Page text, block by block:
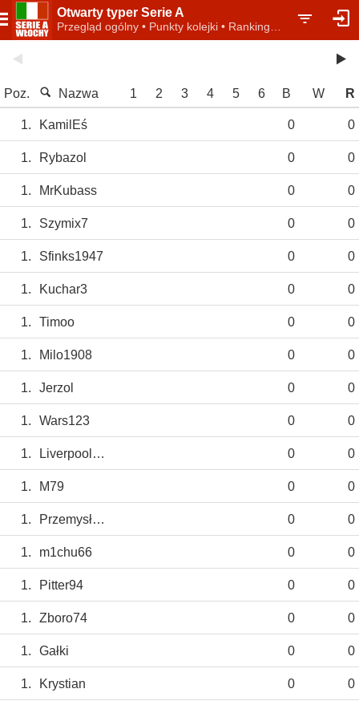
Otwarty typer Serie A
Poz. Nazwa 1 2 3 4 5 6 B W R
1. KamilEś 0 0
1. Rybazol 0 0
1. MrKubass 0 0
1. Szymix7 0 0
1. Sfinks1947 0 0
1. Kuchar3 0 0
1. Timoo 0 0
1. Milo1908 0 0
1. Jerzol 0 0
1. Wars123 0 0
1. Liverpool1906 0 0
1. M79 0 0
1. PrzemysławXYZ 0 0
1. m1chu66 0 0
1. Pitter94 0 0
1. Zboro74 0 0
1. Gałki 0 0
1. Krystian 0 0